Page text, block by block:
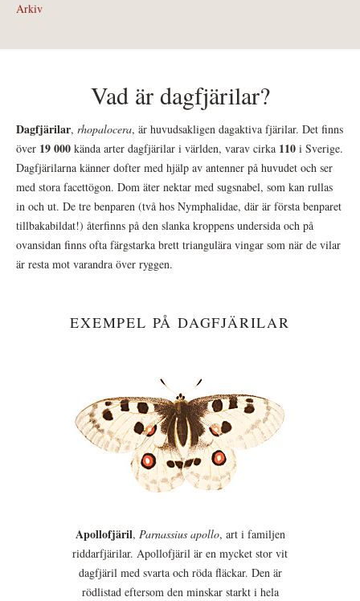
Arkiv
Vad är dagfjärilar?
Dagfjärilar, rhopalocera, är huvudsakligen dagaktiva fjärilar. Det finns
över 19 000 kända arter dagfjärilar i världen, varav cirka 110 i Sverige.
Dagfjärilarna känner dofter med hjälp av antenner på huvudet och ser
med stora facettögon. Dom äter nektar med sugsnabel, som kan rullas
in och ut. De tre benparen (två hos Nymphalidae, där är första benparet
tillbakabildat!) återfinns på den slanka kroppens undersida och på
ovansidan finns ofta färgstarka brett triangulära vingar som när de vilar
är resta mot varandra över ryggen.
EXEMPEL PÅ DAGFJÄRILAR
Apollofjäril, Parnassius apollo, art i familjen
riddarfjärilar. Apollofjäril är en mycket stor vit
dagfjäril med svarta och röda fläckar. Den är
rödlistad eftersom den minskar starkt i hela